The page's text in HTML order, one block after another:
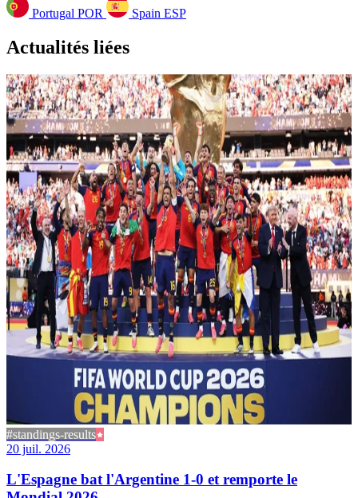
Portugal POR Spain ESP
Actualités liées
#standings-results
20 juil. 2026
L'Espagne bat l'Argentine 1-0 et remporte le